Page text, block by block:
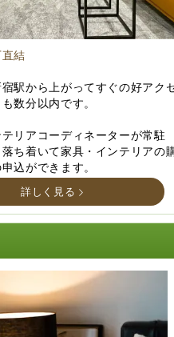
結
駅から上がってすぐの好アク
数分以内です。
リアコーディネーターが常駐
ち着いて家具・インテリアの
込ができます。
詳しく見る